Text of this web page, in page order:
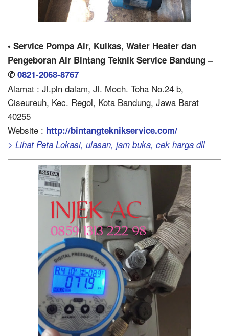
• Service Pompa Air, Kulkas, Water Heater dan
Pengeboran Air Bintang Teknik Service Bandung –
✆0821-2068-8767
Alamat : Jl.pln dalam, Jl. Moch. Toha No.24 b,
Ciseureuh, Kec. Regol, Kota Bandung, Jawa Barat
40255
Website : http://bintangteknikservice.com/
> Lihat Peta Lokasi, ulasan, jam buka, cek harga dll